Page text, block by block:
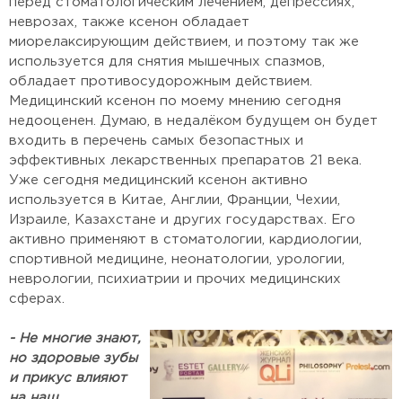
неврозах, также ксенон обладает
миорелаксирующим действием, и поэтому так же
используется для снятия мышечных спазмов,
обладает противосудорожным действием.
Медицинский ксенон по моему мнению сегодня
недооценен. Думаю, в недалёком будущем он будет
входить в перечень самых безопастных и
эффективных лекарственных препаратов 21 века.
Уже сегодня медицинский ксенон активно
используется в Китае, Англии, Франции, Чехии,
Израиле, Казахстане и других государствах. Его
активно применяют в стоматологии, кардиологии,
спортивной медицине, неонатологии, урологии,
неврологии, психиатрии и прочих медицинских
сферах.
- Не многие знают,
но здоровые зубы
и прикус влияют